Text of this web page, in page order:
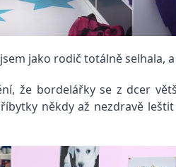
jako rodič totálně selhala,
že bordelářky se z dcer
někdy až nezdravě